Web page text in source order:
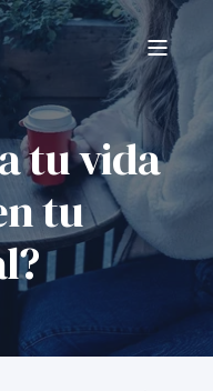
tu vida
tu